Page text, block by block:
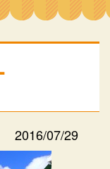
2016/07/29